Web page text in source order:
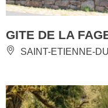
GITE DE LA
SAINT-ETIENNE-